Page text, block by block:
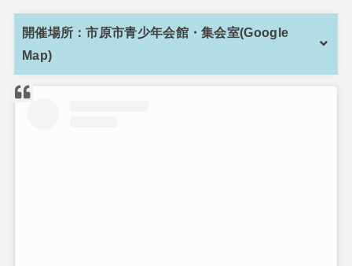
開催場所：市原市青少年会館・集会室(Google
Map)